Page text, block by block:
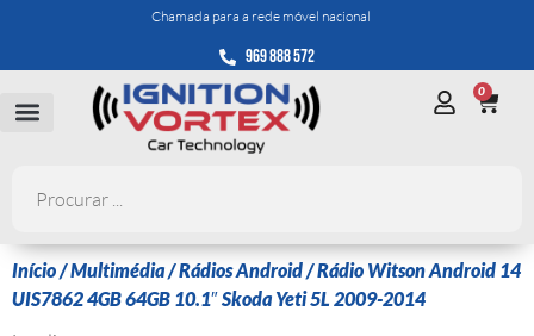
Chamada para a rede móvel nacional
969 888 572
0
Início/Multimédia/Rádios Android/ Rádio Witson Android 14
UIS7862 4GB 64GB 10.1″ Skoda Yeti 5L 2009-2014